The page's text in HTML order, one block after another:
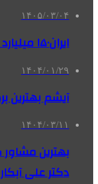
۱۴۰۵/۰۳/۰۴
ایران۱۵۰ میلیارد بشکه ذخایر اثبات شده نفت دارد
۱۴۰۴/۰۱/۲۹
آیشم بهترین
۱۴۰۴/۰۳/۱۱
بهترین مشاور
دکتر علی